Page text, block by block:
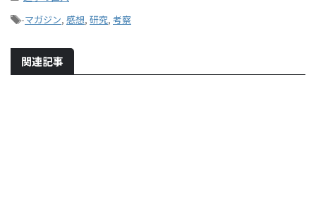
-マガジン, 感想, 研究, 考察
関連記事